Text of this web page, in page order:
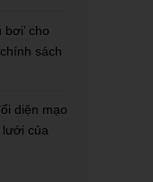
cho
sách
diện mạo
của